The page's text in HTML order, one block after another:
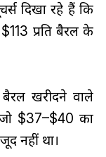
दिखा रहे हैं कि
प्रति बैरल के
खरीदने वाले
$37–$40 का
नहीं था।